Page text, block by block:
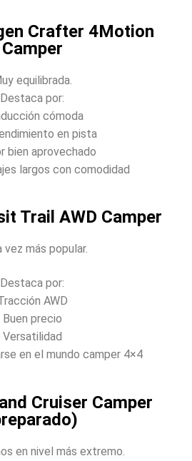
Crafter 4Motion
Camper
equilibrada.
Destaca por:
cómoda
en pista
bien aprovechado
largos con comodidad
Trail AWD Camper
vez más popular.
Destaca por:
AWD
Buen precio
Versatilidad
en el mundo camper 4×4
Cruiser Camper
en nivel más extremo.